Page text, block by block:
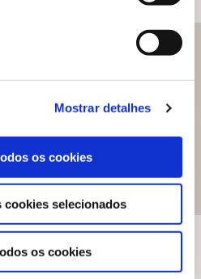
Mostrar detalhes
os cookies
cookies selecionados
os cookies